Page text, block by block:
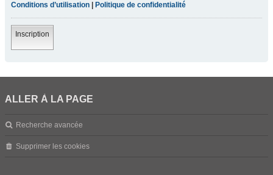
Conditions d’utilisation Politique de confidentialité
Inscription
ALLER À LA PAGE
Recherche avancée
Supprimer les cookies